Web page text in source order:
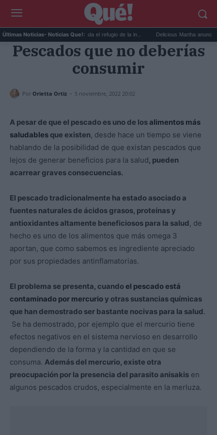
Últimas Noticias- Noticias Que!:
Geographic recomienda el refugio de la in... Delicious Martha anuncia que
Pescados que no deberías
consumir
Por Orietta Ortiz - 5 noviembre, 2022 20:02
A pesar de que el pescado es uno de losalimentos más
saludables que existen, desde hace un tiempo se viene
hablando de la posibilidad de que existan pescados que
lejos de generar beneficios para la salud, pueden
acarrear graves consecuencias.
El pescado tradicionalmente ha estado asociado a
fuentes naturales de ácidos grasos, proteínas y
antioxidantes altamente beneficiosos para la salud, de
hecho es uno de los alimentos que más omega 3
aportan, que como sabemos es ingrediente apreciado
por sus propiedades antinflamatorias.
El problema se presenta, cuandoel pescado está
contaminado por mercurioy otras sustancias químicas
que han demostrado ser bastante nocivas para la salud.
Se ha demostrado, por ejemplo que el mercurio tiene
efectos negativos en el sistema nervioso en desarrollo
dependiendo de la forma y la cantidad en que se
consuma. Además del mercurio, existe otra
preocupación por la presencia del parasito anisakis en
algunos pescados crudos, especialmente en la merluza.